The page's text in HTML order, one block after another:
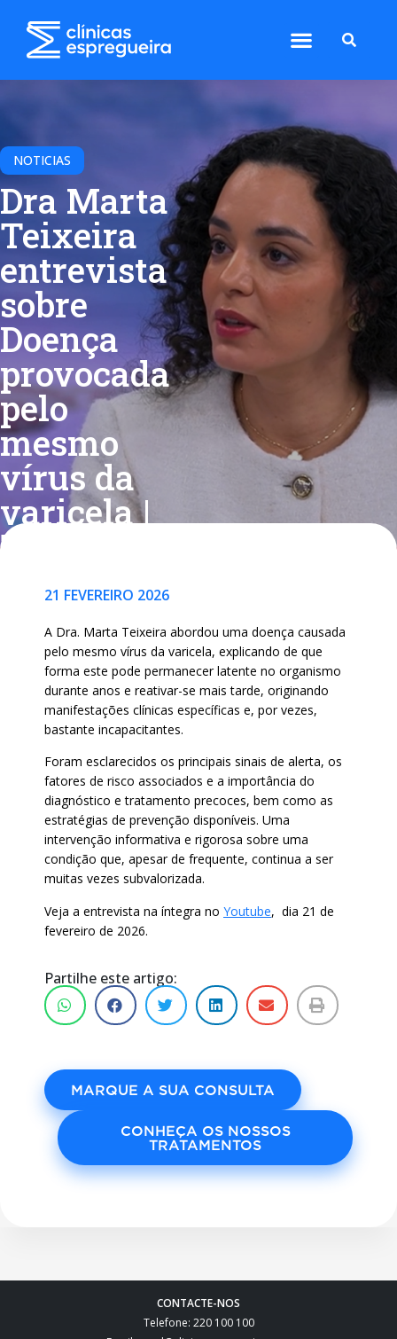
NOTICIAS
Dra Marta
Teixeira
entrevista
sobre
Doença
provocada
pelo
mesmo
vírus da
varicela |
TVI
21 FEVEREIRO 2026
A Dra. Marta Teixeira abordou uma doença causada
pelo mesmo vírus da varicela, explicando de que
forma este pode permanecer latente no organismo
durante anos e reativar-se mais tarde, originando
manifestações clínicas específicas e, por vezes,
bastante incapacitantes.
Foram esclarecidos os principais sinais de alerta, os
fatores de risco associados e a importância do
diagnóstico e tratamento precoces, bem como as
estratégias de prevenção disponíveis. Uma
intervenção informativa e rigorosa sobre uma
condição que, apesar de frequente, continua a ser
muitas vezes subvalorizada.
Veja a entrevista na íntegra no Youtube, dia 21 de
fevereiro de 2026.
Partilhe este artigo:
MARQUE A SUA CONSULTA
CONHEÇA OS NOSSOS
TRATAMENTOS
CONTACTE-NOS
Telefone: 220 100 100